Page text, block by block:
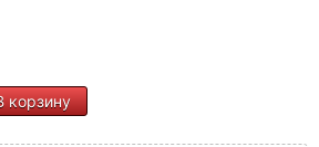
корзину